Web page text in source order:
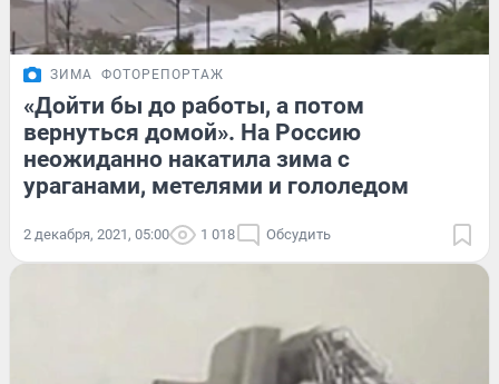
ЗИМА ФОТОРЕПОРТАЖ
«Дойти бы до работы, а потом
вернуться домой». На Россию
неожиданно накатила зима с
ураганами, метелями и гололедом
2 декабря, 2021, 05:00 1 018 Обсудить